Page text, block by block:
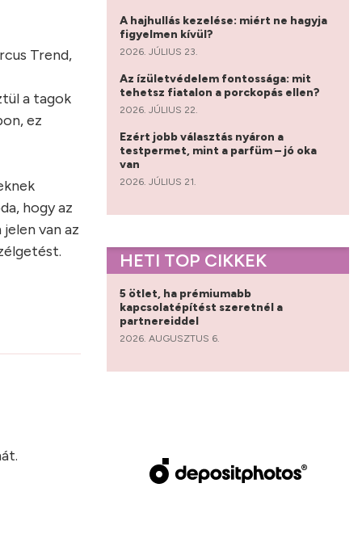
Trend,
a tagok
ez
hogy az
van az
A hajhullás kezelése: miért ne hagyja
figyelmen kívül?
2026. JÚLIUS 23.
Az ízületvédelem fontossága: mit
tehetsz fiatalon a porckopás ellen?
2026. JÚLIUS 22.
Ezért jobb választás nyáron a
testpermet, mint a parfüm – jó oka
van
2026. JÚLIUS 21.
HETI TOP CIKKEK
5 ötlet, ha prémiumabb
kapcsolatépítést szeretnél a
partnereiddel
2026. AUGUSZTUS 6.